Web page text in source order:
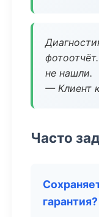
не нашли.
— Клиент
Часто
гарантия?